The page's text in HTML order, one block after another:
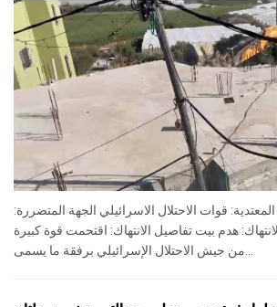
قوات الاحتلال الاسرائيلي الجهة المتضررة:
هدم بيت تفاصيل الانتهاك: اقتحمت قوة كبيرة